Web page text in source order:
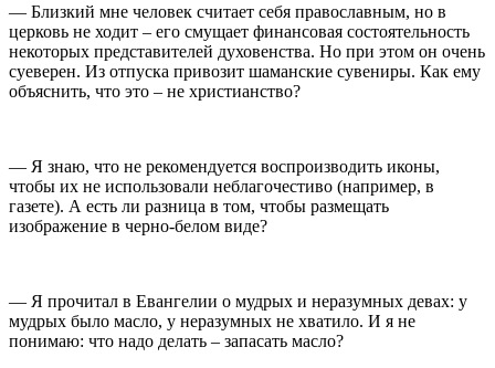
— Близкий мне человек считает себя православным, но в
церковь не ходит – его смущает финансовая состоятельность
некоторых представителей духовенства. Но при этом он очень
суеверен. Из отпуска привозит шаманские сувениры. Как ему
объяснить, что это – не христианство?
— Я знаю, что не рекомендуется воспроизводить иконы,
чтобы их не использовали неблагочестиво (например, в
газете). А есть ли разница в том, чтобы размещать
изображение в черно-белом виде?
— Я прочитал в Евангелии о мудрых и неразумных девах: у
мудрых было масло, у неразумных не хватило. И я не
понимаю: что надо делать – запасать масло?